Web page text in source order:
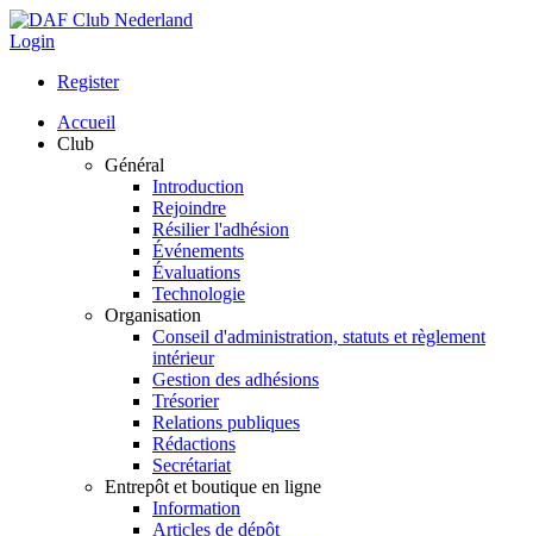
Login
Register
Accueil
Club
Général
Introduction
Rejoindre
Résilier l'adhésion
Événements
Évaluations
Technologie
Organisation
Conseil d'administration, statuts et règlement
intérieur
Gestion des adhésions
Trésorier
Relations publiques
Rédactions
Secrétariat
Entrepôt et boutique en ligne
Information
Articles de dépôt